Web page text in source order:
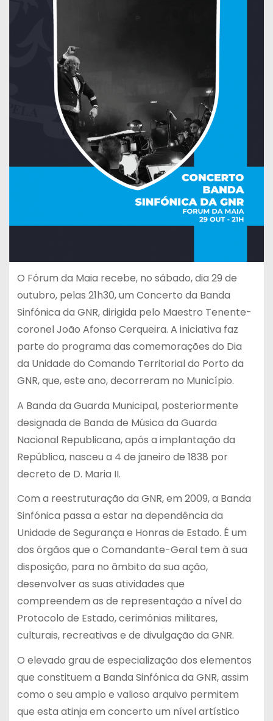
O Fórum da Maia recebe, no sábado, dia 29 de
outubro, pelas 21h30, um Concerto da Banda
Sinfónica da GNR, dirigida pelo Maestro Tenente-
coronel João Afonso Cerqueira. A iniciativa faz
parte do programa das comemorações do Dia
da Unidade do Comando Territorial do Porto da
GNR, que, este ano, decorreram no Município.
A Banda da Guarda Municipal, posteriormente
designada de Banda de Música da Guarda
Nacional Republicana, após a implantação da
República, nasceu a 4 de janeiro de 1838 por
decreto de D. Maria II.
Com a reestruturação da GNR, em 2009, a Banda
Sinfónica passa a estar na dependência da
Unidade de Segurança e Honras de Estado. É um
dos órgãos que o Comandante-Geral tem à sua
disposição, para no âmbito da sua ação,
desenvolver as suas atividades que
compreendem as de representação a nível do
Protocolo de Estado, cerimónias militares,
culturais, recreativas e de divulgação da GNR.
O elevado grau de especialização dos elementos
que constituem a Banda Sinfónica da GNR, assim
como o seu amplo e valioso arquivo permitem
que esta atinja em concerto um nível artístico